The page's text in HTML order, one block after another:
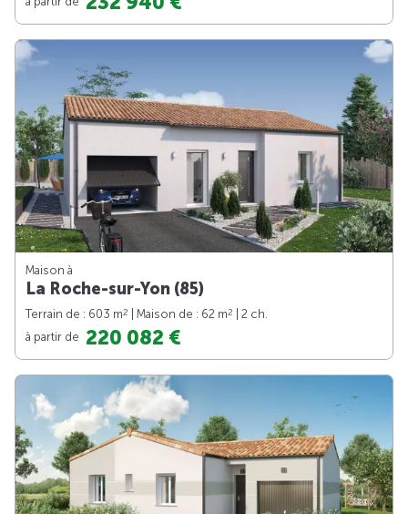
Maison à
La Roche-sur-Yon (85)
Terrain de : 603 m2 | Maison de : 62 m2
| 2 ch.
à partir de 220 082 €